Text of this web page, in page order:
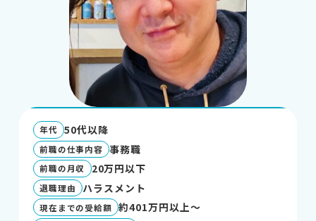
法人ご担当者・インフルエンサーの方
もらえる給付金ラボ
退職コンシェルジュについて
年代 50代以降
前職の仕事内容 事務職
前職の月収 20万円以下
退職理由 ハラスメント
現在までの受給額 約401万円以上～